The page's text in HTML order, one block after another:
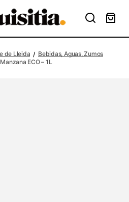
de Lleida
Bebidas, Aguas, Zumos
ECO – 1L